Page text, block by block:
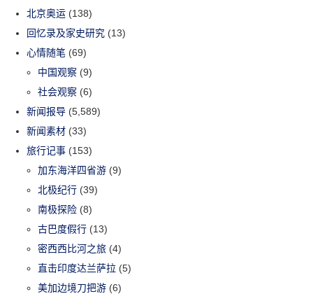
北京奥运 (138)
回忆录及家史研究 (13)
心情随笔 (69)
中国观察 (9)
社会观察 (6)
新闻报导 (5,589)
新闻素材 (33)
旅行记事 (153)
加东海洋四省游 (9)
北极纪行 (39)
南极探险 (8)
古巴度假行 (13)
密西西比河之旅 (4)
直击印度达兰萨拉 (5)
美加边境刀把游 (6)